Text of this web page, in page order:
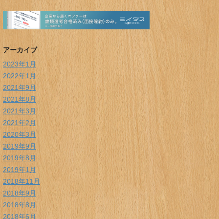
アーカイブ
2023年1月
2022年1月
2021年9月
2021年8月
2021年3月
2021年2月
2020年3月
2019年9月
2019年8月
2019年1月
2018年11月
2018年9月
2018年8月
2018年6月